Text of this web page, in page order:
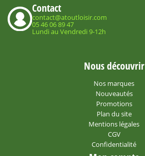
Contact
contact@atoutloisir.com
05 46 06 89 47
Lundi au Vendredi 9-12h
Nous découvrir
Nos marques
Nouveautés
Promotions
Plan du site
Mentions légales
CGV
Confidentialité